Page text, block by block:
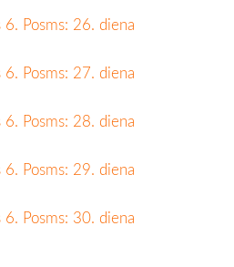
6. Posms: 26. diena
6. Posms: 27. diena
6. Posms: 28. diena
6. Posms: 29. diena
6. Posms: 30. diena